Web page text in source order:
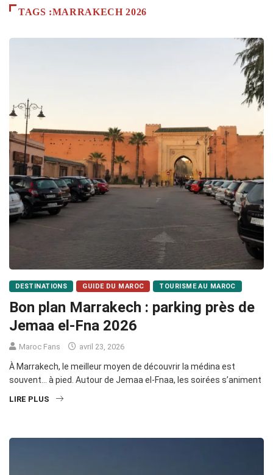
TAGS :MARRAKECH 2026
DESTINATIONS GUIDE DU MAROC TOURISME AU MAROC
Bon plan Marrakech : parking près de
Jemaa el-Fna 2026
Maroc Fans avril 23, 2026
À Marrakech, le meilleur moyen de découvrir la médina est
souvent… à pied. Autour de Jemaa el-Fnaa, les soirées s’animent
LIRE PLUS